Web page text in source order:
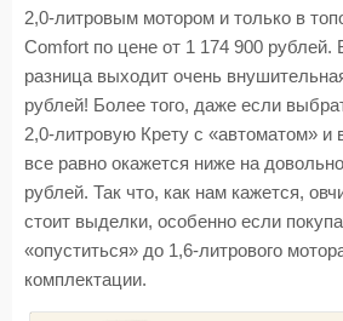
2,0-литровым мотором и только в
Comfort по цене от 1 174 900 рублей.
разница выходит очень
рублей! Более того, даже если
2,0-литровую Крету с «автоматом» и
все равно окажется ниже на
рублей. Так что, как нам кажется,
стоит выделки, особенно если
«опуститься» до 1,6-литрового
комплектации.